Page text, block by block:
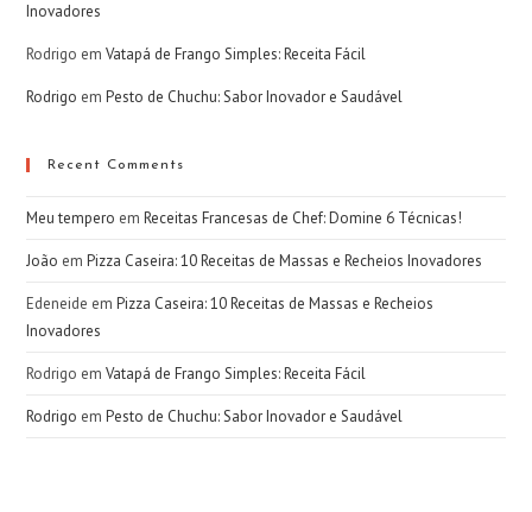
Inovadores
Rodrigo emVatapá de Frango Simples: Receita Fácil
Rodrigo emPesto de Chuchu: Sabor Inovador e Saudável
Recent Comments
Meu tempero emReceitas Francesas de Chef: Domine 6 Técnicas!
João emPizza Caseira: 10 Receitas de Massas e Recheios Inovadores
Edeneide emPizza Caseira: 10 Receitas de Massas e Recheios
Inovadores
Rodrigo emVatapá de Frango Simples: Receita Fácil
Rodrigo emPesto de Chuchu: Sabor Inovador e Saudável